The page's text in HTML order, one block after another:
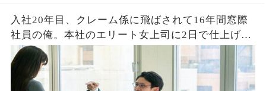
入社20年目、クレーム係に飛ばされて16年間窓際
社員の俺。本社のエリート女上司に2日で仕上げた
資料を渡すと「あなたがなぜ平社員なの？」→そ
の後、まさかの展開に営業部長の顔が真っ青に…